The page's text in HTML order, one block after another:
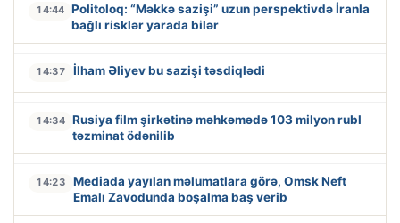
14:44 Politoloq: “Məkkə sazişi” uzun perspektivdə İranla
bağlı risklər yarada bilər
14:37 İlham Əliyev bu sazişi təsdiqlədi
14:34 Rusiya film şirkətinə məhkəmədə 103 milyon rubl
təzminat ödənilib
14:23
Mediada yayılan məlumatlara görə, Omsk Neft
Emalı Zavodunda boşalma baş verib